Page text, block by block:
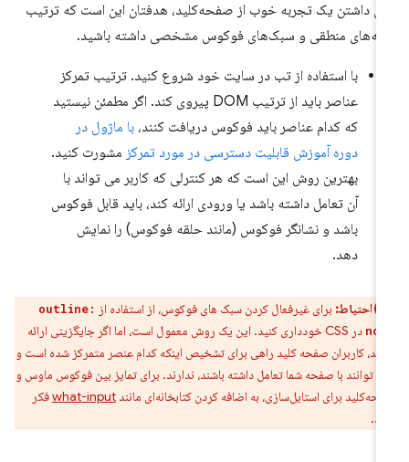
داشتن یک تجربه خوب از صفحه‌کلید، هدفتان این است که ترتیب
منطقی و سبک‌های فوکوس مشخصی داشته باشید.
با استفاده از تب در سایت خود شروع کنید. ترتیب تمرکز
عناصر باید از ترتیب DOM پیروی کند. اگر مطمئن نیستید
که کدام عناصر باید فوکوس دریافت کنند،با ماژول در
دوره آموزش قابلیت دسترسی در مورد تمرکزمشورت کنید.
بهترین روش این است که هر کنترلی که کاربر می تواند با
آن تعامل داشته باشد یا ورودی ارائه کند، باید قابل فوکوس
باشد و نشانگر فوکوس (مانند حلقه فوکوس) را نمایش
دهد.
احتیاط:برای غیرفعال کردن سبک های فوکوس، از استفاده ازoutline:
در CSS خودداری کنید. این یک روش معمول است، اما اگر جایگزینی ارائه
کاربران صفحه کلید راهی برای تشخیص اینکه کدام عنصر متمرکز شده است و
توانند با صفحه شما تعامل داشته باشند، ندارند. برای تمایز بین فوکوس ماوس و
برای استایل‌سازی، به اضافه کردن کتابخانه‌ای مانندwhat-inputفکر